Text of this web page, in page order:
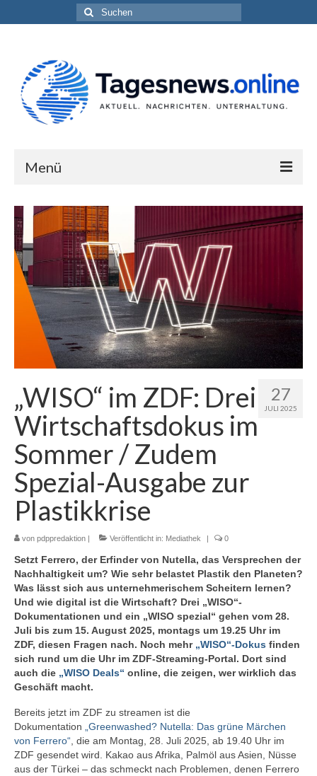
Suchen
nach:
Menü
Impressum
Datenschutzerklärung
27
JULI 2025
„WISO“ im ZDF: Drei
Wirtschaftsdokus im
Sommer / Zudem
Spezial-Ausgabe zur
Plastikkrise
von pdppredaktion | Veröffentlicht in: Mediathek | 0
Setzt Ferrero, der Erfinder von Nutella, das Versprechen der
Nachhaltigkeit um? Wie sehr belastet Plastik den Planeten?
Was lässt sich aus unternehmerischem Scheitern lernen?
Und wie digital ist die Wirtschaft? Drei „WISO“-
Dokumentationen und ein „WISO spezial“ gehen vom 28.
Juli bis zum 15. August 2025, montags um 19.25 Uhr im
ZDF, diesen Fragen nach. Noch mehr „WISO“-Dokus finden
sich rund um die Uhr im ZDF-Streaming-Portal. Dort sind
auch die „WISO Deals“ online, die zeigen, wer wirklich das
Geschäft macht.
Bereits jetzt im ZDF zu streamen ist die
Dokumentation
„Greenwashed? Nutella: Das grüne Märchen
von Ferrero“ , die am Montag, 28. Juli 2025, ab 19.40 Uhr im
ZDF gesendet wird. Kakao aus Afrika, Palmöl aus Asien, Nüsse
aus der Türkei – das schmeckt nach Problemen, denen Ferrero